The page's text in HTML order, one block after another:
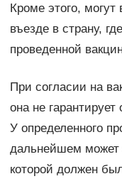
Кроме этого, могут
въезде в страну,
проведенной
При согласии на
она не
У определенного
дальнейшем может
которой должен